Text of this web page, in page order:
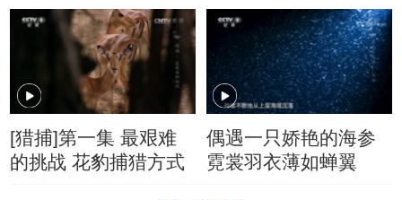
[猎捕]第一集 最艰难
的挑战 花豹捕猎方式
偶遇一只娇艳的海参
霓裳羽衣薄如蝉翼